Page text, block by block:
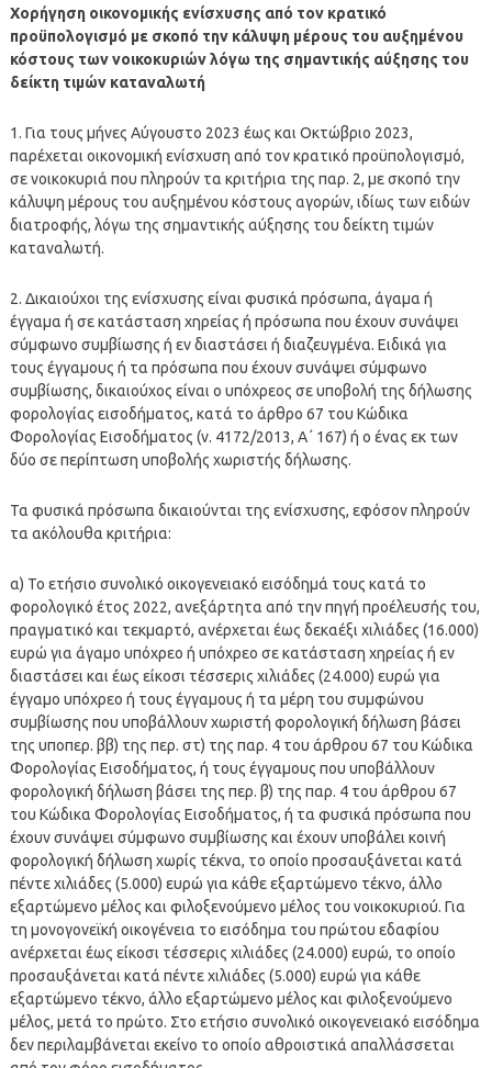
Χορήγηση οικονομικής ενίσχυσης από τον κρατικό
προϋπολογισμό με σκοπό την κάλυψη μέρους του αυξημένου
κόστους των νοικοκυριών λόγω της σημαντικής αύξησης του
δείκτη τιμών καταναλωτή
1. Για τους μήνες Αύγουστο 2023 έως και Οκτώβριο 2023,
παρέχεται οικονομική ενίσχυση από τον κρατικό προϋπολογισμό,
σε νοικοκυριά που πληρούν τα κριτήρια της παρ. 2, με σκοπό την
κάλυψη μέρους του αυξημένου κόστους αγορών, ιδίως των ειδών
διατροφής, λόγω της σημαντικής αύξησης του δείκτη τιμών
καταναλωτή.
2. Δικαιούχοι της ενίσχυσης είναι φυσικά πρόσωπα, άγαμα ή
έγγαμα ή σε κατάσταση χηρείας ή πρόσωπα που έχουν συνάψει
σύμφωνο συμβίωσης ή εν διαστάσει ή διαζευγμένα. Ειδικά για
τους έγγαμους ή τα πρόσωπα που έχουν συνάψει σύμφωνο
συμβίωσης, δικαιούχος είναι ο υπόχρεος σε υποβολή της δήλωσης
φορολογίας εισοδήματος, κατά το άρθρο 67 του Κώδικα
Φορολογίας Εισοδήματος (ν. 4172/2013, Α΄ 167) ή ο ένας εκ των
δύο σε περίπτωση υποβολής χωριστής δήλωσης.
Τα φυσικά πρόσωπα δικαιούνται της ενίσχυσης, εφόσον πληρούν
τα ακόλουθα κριτήρια:
α) Το ετήσιο συνολικό οικογενειακό εισόδημά τους κατά το
φορολογικό έτος 2022, ανεξάρτητα από την πηγή προέλευσής του,
πραγματικό και τεκμαρτό, ανέρχεται έως δεκαέξι χιλιάδες (16.000)
ευρώ για άγαμο υπόχρεο ή υπόχρεο σε κατάσταση χηρείας ή εν
διαστάσει και έως είκοσι τέσσερις χιλιάδες (24.000) ευρώ για
έγγαμο υπόχρεο ή τους έγγαμους ή τα μέρη του συμφώνου
συμβίωσης που υποβάλλουν χωριστή φορολογική δήλωση βάσει
της υποπερ. ββ) της περ. στ) της παρ. 4 του άρθρου 67 του Κώδικα
Φορολογίας Εισοδήματος, ή τους έγγαμους που υποβάλλουν
φορολογική δήλωση βάσει της περ. β) της παρ. 4 του άρθρου 67
του Κώδικα Φορολογίας Εισοδήματος, ή τα φυσικά πρόσωπα που
έχουν συνάψει σύμφωνο συμβίωσης και έχουν υποβάλει κοινή
φορολογική δήλωση χωρίς τέκνα, το οποίο προσαυξάνεται κατά
πέντε χιλιάδες (5.000) ευρώ για κάθε εξαρτώμενο τέκνο, άλλο
εξαρτώμενο μέλος και φιλοξενούμενο μέλος του νοικοκυριού. Για
τη μονογονεϊκή οικογένεια το εισόδημα του πρώτου εδαφίου
ανέρχεται έως είκοσι τέσσερις χιλιάδες (24.000) ευρώ, το οποίο
προσαυξάνεται κατά πέντε χιλιάδες (5.000) ευρώ για κάθε
εξαρτώμενο τέκνο, άλλο εξαρτώμενο μέλος και φιλοξενούμενο
μέλος, μετά το πρώτο. Στο ετήσιο συνολικό οικογενειακό εισόδημα
δεν περιλαμβάνεται εκείνο το οποίο αθροιστικά απαλλάσσεται